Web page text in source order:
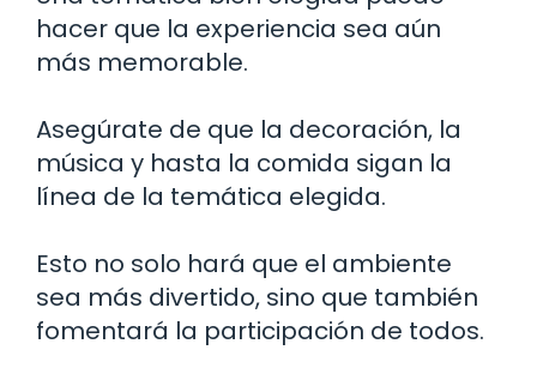
hacer que la experiencia sea aún
más memorable.
Asegúrate de que la decoración, la
música y hasta la comida sigan la
línea de la temática elegida.
Esto no solo hará que el ambiente
sea más divertido, sino que también
fomentará la participación de todos.